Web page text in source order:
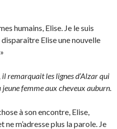
humains, Elise. Je le suis
Elise une nouvelle
remarquait les lignes d’Alzar qui
femme aux cheveux auburn.
à son encontre, Elise,
m’adresse plus la parole. Je